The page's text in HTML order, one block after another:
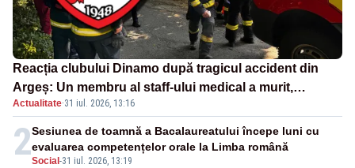
Reacția clubului Dinamo după tragicul accident din
Argeș: Un membru al staff-ului medical a murit,
antrenorul Adrian Ropotan este în spital
Actualitate·31 iul. 2026, 13:16
2Social -31 iul. 2026, 13:19
Sesiunea de toamnă a Bacalaureatului începe luni cu
evaluarea competențelor orale la Limba română